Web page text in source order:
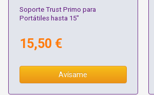
Soporte Trust Primo para
Portátiles hasta 15"
15,50 €
Avísame